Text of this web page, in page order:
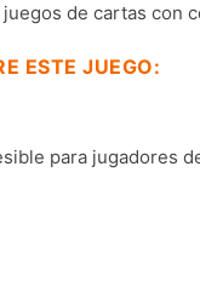
de cartas con
ESTE JUEGO:
para jugadores